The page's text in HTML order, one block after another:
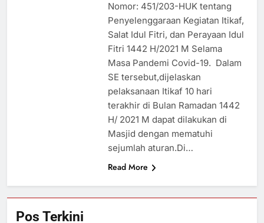
Nomor: 451/203-HUK tentang
Penyelenggaraan Kegiatan Itikaf,
Salat Idul Fitri, dan Perayaan Idul
Fitri 1442 H/2021 M Selama
Masa Pandemi Covid-19. Dalam
SE tersebut,dijelaskan
pelaksanaan Itikaf 10 hari
terakhir di Bulan Ramadan 1442
H/ 2021 M dapat dilakukan di
Masjid dengan mematuhi
sejumlah aturan.Di…
Read More
Pos Terkini